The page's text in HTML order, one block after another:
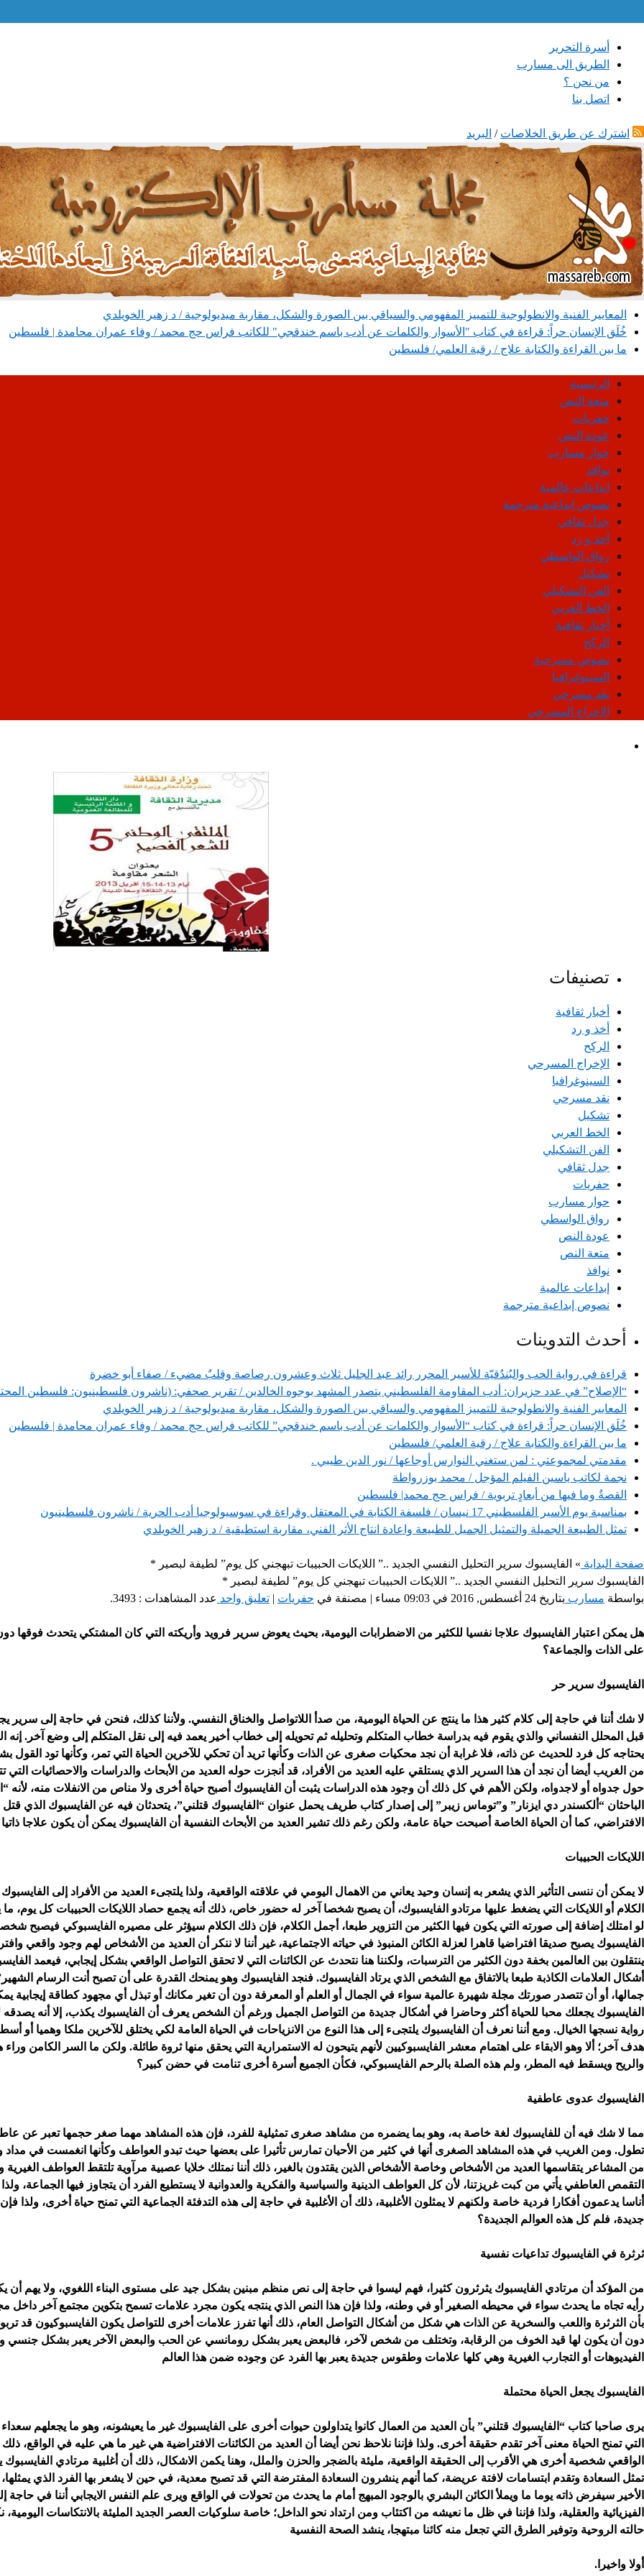
أسرة التحرير
الطريق الى مسارب
من نحن ؟
اتصل بنا
اشترك عن طريق الخلاصات / البريد
المعايير الفنية والانطولوجية للتمييز المفهومي والسياقي بين الصورة والشكل، مقاربة ميديولوجية / د زهير الخويلدي
خُلَق الإنسان حراً: قراءة في كتاب "الأسوار والكلمات عن أدب باسم خندقجي" للكاتب فراس حج محمد / وفاء عمران محامدة | فلسطين
ما بين القراءة والكتابة علاج / رقية العلمي/ فلسطين
الرئيسية
متعة النص
حفريات
عودة النص
حوار مسارب
نوافذ
إبداعات عالمية
نصوص إبداعية مترجمة
جدل ثقافي
أخذ و رد
رواق الواسطي
تشكيل
الفن التشكيلي
الخط العربي
أخبار ثقافية
الركح
نصوص مسرحية
السينوغرافيا
نقد مسرحي
الإخراج المسرحي
تصنيفات
أخبار ثقافية
أخذ و رد
الركح
الإخراج المسرحي
السينوغرافيا
نقد مسرحي
تشكيل
الخط العربي
الفن التشكيلي
جدل ثقافي
حفريات
حوار مسارب
رواق الواسطي
عودة النص
متعة النص
نوافذ
إبداعات عالمية
نصوص إبداعية مترجمة
أحدث التدوينات
قراءة في رواية الحب والبُندُقيّة للأسير المحرر رائد عبد الجليل ثلاث وعشرون رصاصة وقلبٌ مضيء / صفاء أبو خضرة
“الإصلاح” في عدد حزيران: أدب المقاومة الفلسطيني يتصدر المشهد بوجوه الخالدين / تقرير صحفي: (ناشرون فلسطينيون: فلسطين
المعايير الفنية والانطولوجية للتمييز المفهومي والسياقي بين الصورة والشكل، مقاربة ميديولوجية / د زهير الخويلدي
خُلَق الإنسان حراً: قراءة في كتاب “الأسوار والكلمات عن أدب باسم خندقجي” للكاتب فراس حج محمد / وفاء عمران محامدة | فلسطين
ما بين القراءة والكتابة علاج / رقية العلمي/ فلسطين
مقدمتي لمجموعتي : لمن ستغني النوارس أوجاعها / نور الدين طيبي .
نجمة لكاتب ياسين الفيلم المؤجل / محمد بوزرواطة
القصةُ وما فيها من أبعادٍ تربوية / فراس حج محمد| فلسطين
بمناسبة يوم الأسير الفلسطيني 17 نيسان / فلسفة الكتابة في المعتقل وقراءة في سوسيولوجيا أدب الحرية / ناشرون فلسطينيون
تمثل الطبيعة الجميلة والتمثيل الجميل للطبيعة واعادة انتاج الأثر الفني، مقاربة استطيقية / د زهير الخويلدي
صفحة البداية » الفايسبوك سرير التحليل النفسي الجديد ..” اللايكات الحبيبات تبهجني كل يوم” لطيفة لبصير *
الفايسبوك سرير التحليل النفسي الجديد ..” اللايكات الحبيبات تبهجني كل يوم” لطيفة لبصير *
بواسطة مسارب بتاريخ 24 أغسطس, 2016 في 09:03 مساء | مصنفة في حفريات | تعليق واحد عدد المشاهدات : 3493.
هل يمكن اعتبار الفايسبوك علاجا نفسيا للكثير من الاضطرابات اليومية، بحيث يعوض سرير فرويد وأريكته التي كان المشتكي يتحدث فوقها
على الذات والجماعة؟
الفايسبوك سرير حر
لا شك أننا في حاجة إلى كلام كثير هذا ما ينتج عن الحياة اليومية، من صدأ اللاتواصل والخناق النفسي. ولأننا كذلك، فنحن في حاجة إلى سرير
قبل المحلل النفساني والذي يقوم فيه بدراسة خطاب المتكلم وتحليله ثم تحويله إلى خطاب أخير يعمد فيه إلى نقل المتكلم إلى وضع آخر.
يحتاجه كل فرد للحديث عن ذاته، فلا غرابة أن نجد محكيات صغرى عن الذات وكأنها تريد أن تحكي للآخرين الحياة التي تمر، وكأنها تود القول
من الغريب أيضا أن نجد أن هذا السرير الذي يستلقي عليه العديد من الأفراد، قد أنجزت حوله العديد من الأبحاث والدراسات والاحصائيات
حول جدواه أو لاجدواه، ولكن الأهم في كل ذلك أن وجود هذه الدراسات يثبت أن الفايسبوك أصبح حياة أخرى ولا مناص من الانفلات منه، لأنه
الباحثان “ألكسندر دي ايزنار” و”توماس زيبر” إلى إصدار كتاب طريف يحمل عنوان “الفايسبوك قتلني”، يتحدثان فيه عن الفايسبوك الذي قتل
الافتراضي، كما أن الحياة الخاصة أصبحت حياة عامة، ولكن رغم ذلك تشير العديد من الأبحاث النفسية أن الفايسبوك يمكن أن يكون علاجا
اللايكات الحبيبات
لا يمكن أن ننسى التأثير الذي يشعر به إنسان وحيد يعاني من الاهمال اليومي في علاقته الواقعية، ولذا يلتجىء العديد من الأفراد إلى
الكلام أو اللايكات التي يضغط عليها مرتادو الفايسبوك، أن يصبح شخصا آخر له حضور خاص، ذلك أنه يجمع حصاد اللايكات الحبيبات كل
لو امتلك إضافة إلى صورته التي يكون فيها الكثير من التزوير طبعا، أجمل الكلام، فإن ذلك الكلام سيؤثر على مصيره الفايسبوكي فيصبح
الفايسبوك يصبح صديقا افتراضيا قاهرا لعزلة الكائن المنبوذ في حياته الاجتماعية، غير أننا لا ننكر أن العديد من الأشخاص لهم وجود
ينتقلون بين العالمين بخفة دون الكثير من الترسبات، ولكننا هنا نتحدث عن الكائنات التي لا تحقق التواصل الواقعي بشكل إيجابي، فيعمد
أشكال العلامات الكاذبة طبعا بالاتفاق مع الشخص الذي يرتاد الفايسبوك. فنجد الفايسبوك وهو يمنحك القدرة على أن تصبح أنت الرسام
جمالها، أو أن تتصدر صورتك مجلة شهيرة عالمية سواء في الجمال أو العلم أو المعرفة دون أن تغير مكانك أو تبذل أي مجهود كطاقة إيجابية
الفايسبوك يجعلك محبا للحياة أكثر وحاضرا في أشكال جديدة من التواصل الجميل ورغم أن الشخص يعرف أن الفايسبوك يكذب، إلا أنه
رواية نسجها الخيال. ومع أننا نعرف أن الفايسبوك يلتجىء إلى هذا النوع من الانزياحات في الحياة العامة لكي يختلق للآخرين ملكا وهميا أو
هدف آخر؛ ألا وهو الابقاء على اهتمام معشر الفايسبوكيين لأنهم يتيحون له الاستمرارية التي يحقق منها ثروة طائلة. ولكن ما السر الكامن
والريح ويسقط فيه المطر، ولم هذه الصلة بالرحم الفايسبوكي، فكأن الجميع أسرة أخرى تنامت في حضن كبير؟
الفايسبوك عدوى عاطفية
مما لا شك فيه أن للفايسبوك لغة خاصة به، وهو بما يضمره من مشاهد صغرى تمثيلية للفرد، فإن هذه المشاهد مهما صغر حجمها تعبر عن
تطول. ومن الغريب في هذه المشاهد الصغرى أنها في كثير من الأحيان تمارس تأثيرا على بعضها حيث تبدو العواطف وكأنها انغمست في مداد
من المشاعر يتقاسمها العديد من الأشخاص وخاصة الأشخاص الذين يقتدون بالغير، ذلك أننا نمتلك خلايا عصبية مرآوية تلتقط العواطف
التقمص العاطفي يأتي من كبت غريزتنا، لأن كل العواطف الدينية والسياسية والفكرية والعدوانية لا يستطيع الفرد أن يتجاوز فيها الجماعة،
أناسا يدعمون أفكارا فردية خاصة ولكنهم لا يمثلون الأغلبية، ذلك أن الأغلبية في حاجة إلى هذه التدفئة الجماعية التي تمنح حياة أخرى،
جديدة، فلم كل هذه العوالم الجديدة؟
ثرثرة في الفايسبوك تداعيات نفسية
من المؤكد أن مرتادي الفايسبوك يثرثرون كثيرا، فهم ليسوا في حاجة إلى نص منظم مبنين بشكل جيد على مستوى البناء اللغوي، ولا يهم أن
رأيه تجاه ما يحدث سواء في محيطه الصغير أو في وطنه، ولذا فإن هذا النص الذي ينتجه يكون مجرد علامات تسمح بتكوين مجتمع آخر داخل
بأن الثرثرة واللعب والسخرية عن الذات هي شكل من أشكال التواصل العام، ذلك أنها تفرز علامات أخرى للتواصل يكون الفايسبوكيون قد
دون أن يكون لها قيد الخوف من الرقابة، وتختلف من شخص لآخر، فالبعض يعبر بشكل رومانسي عن الحب والبعض الآخر يعبر بشكل جنسي
الفيديوهات أو التجارب الغيرية وهي كلها علامات وطقوس جديدة يعبر بها الفرد عن وجوده ضمن هذا العالم
الفايسبوك يجعل الحياة محتملة
يرى صاحبا كتاب “الفايسبوك قتلني” بأن العديد من العمال كانوا يتداولون حيوات أخرى على الفايسبوك غير ما يعيشونه، وهو ما يجعلهم
التي تمنح الحياة معنى آخر تقدم حقيقة أخرى. ولذا فإننا نلاحظ نحن أيضا أن العديد من الكائنات الافتراضية هي غير ما هي عليه في الواقع،
الواقعي شخصية أخرى هي الأقرب إلى الحقيقة الواقعية، مليئة بالضجر والحزن والملل، وهنا يكمن الاشكال، ذلك أن أغلبية مرتادي
تمثل السعادة وتقدم ابتسامات لافتة عريضة، كما أنهم ينشرون السعادة المفترضة التي قد تصبح معدية، في حين لا يشعر بها الفرد الذي
الأخير سيفرض ذاته يوما ما ويملأ الكائن البشري بالوجود المبهج أمام ما يحدث من تحولات في الواقع ويرى علم النفس الايجابي أننا في
الفيزيائية والعقلية، ولذا فإننا في ظل ما نعيشه من اكتئاب ومن ارتداد نحو الداخل؛ خاصة سلوكيات العصر الجديد المليئة بالانتكاسات
حالته الروحية وتوفير الطرق التي تجعل منه كائنا مبتهجا، ينشد الصحة النفسية
أولا واخيرا.